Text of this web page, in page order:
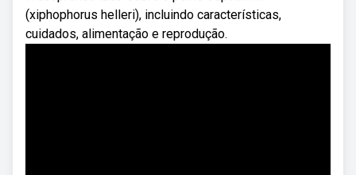
(xiphophorus helleri), incluindo características,
cuidados, alimentação e reprodução.